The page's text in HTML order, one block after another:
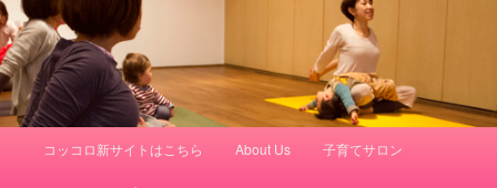
メインコンテンツへ移動
サブコンテンツへ移動
コッコロ新サイトはこちら About Us 子育てサロン